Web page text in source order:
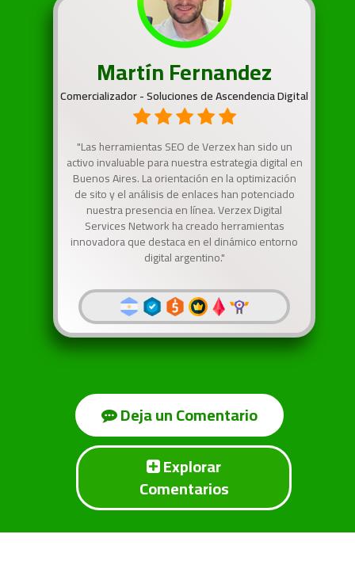
Martín Fernandez
Comercializador - Soluciones de Ascendencia Digital
"Las herramientas SEO de Verzex han sido un
activo invaluable para nuestra estrategia digital en
Buenos Aires. La orientación en la optimización
de sito y el análisis de enlaces han potenciado
nuestra presencia en línea. Verzex Digital
Services Network ha creado herramientas
innovadora que destaca en el dinámico entorno
digital argentino."
Deja un Comentario
Comentarios